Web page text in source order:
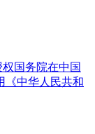
国务院在中国
《中华人民共和